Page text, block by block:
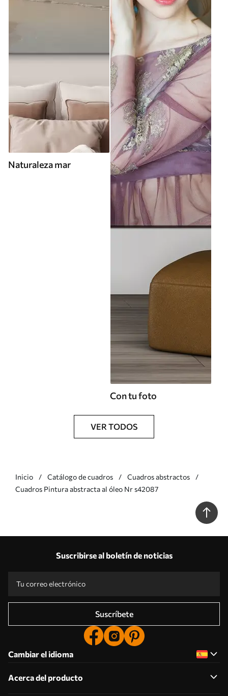
Naturaleza mar
Con tu foto
VER TODOS
Inicio Catálogo de cuadros
Cuadros abstractos
Cuadros Pintura abstracta al óleo Nr s42087
Suscribirse al boletín de noticias
Suscríbete
Cambiar el idioma
Acerca del producto